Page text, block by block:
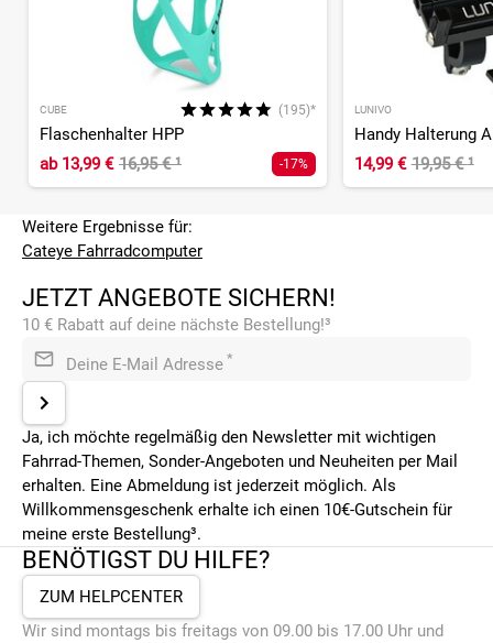
CUBE (195)*
Flaschenhalter HPP
ab13,99 € 16,95 €¹ -17%
LUNIVO
14,99 € 19,95 €¹
Weitere Ergebnisse für:
Cateye Fahrradcomputer
JETZT ANGEBOTE SICHERN!
10 € Rabatt auf deine nächste Bestellung!³
Deine E-Mail Adresse *
Ja, ich möchte regelmäßig den Newsletter mit wichtigen
Fahrrad-Themen, Sonder-Angeboten und Neuheiten per Mail
erhalten. Eine Abmeldung ist jederzeit möglich. Als
Willkommensgeschenk erhalte ich einen 10€-Gutschein für
meine erste Bestellung³.
BENÖTIGST DU HILFE?
ZUM HELPCENTER
Wir sind montags bis freitags von 09.00 bis 17.00 Uhr und